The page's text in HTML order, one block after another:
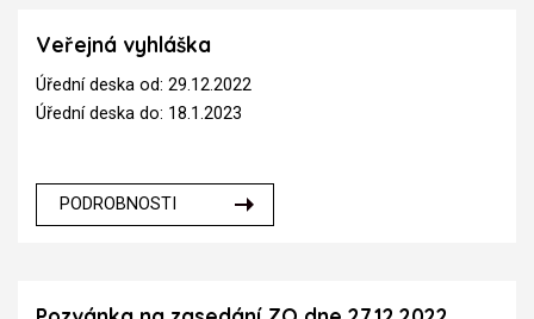
Veřejná vyhláška
Úřední deska od: 29.12.2022
Úřední deska do: 18.1.2023
PODROBNOSTI